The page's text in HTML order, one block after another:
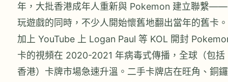
年，大批香港成年人重新與 Pokemon 建立聯繫——
玩遊戲的同時，不少人開始懷舊地翻出當年的舊卡。
加上 YouTube 上 Logan Paul 等 KOL 開封
卡的視頻在 2020-2021 年病毒式傳播，全球（包括
香港）卡牌市場急速升溫。二手卡牌店在旺角、銅鑼